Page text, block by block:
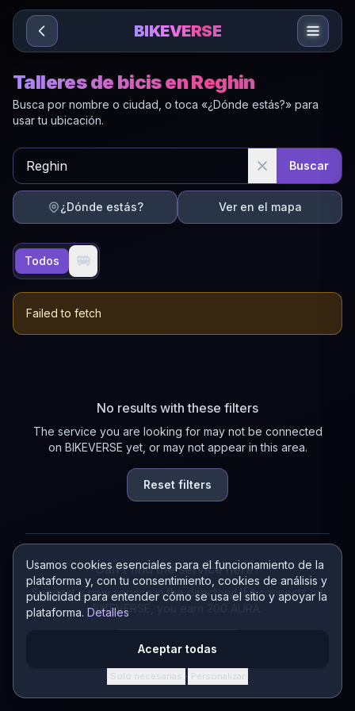
Sari la conținut
Usamos cookies esenciales para el funcionamiento de la
plataforma y, con tu consentimiento, cookies de análisis y
publicidad para entender cómo se usa el sitio y apoyar la
plataforma. Detalles
Aceptar todas
Solo necesarias · Personalizar
BIKEVERSE
Talleres de bicis en Reghin
Busca por nombre o ciudad, o toca «¿Dónde estás?» para
usar tu ubicación.
Buscar
¿Dónde estás? Ver en el mapa
Todos 🚐
Failed to fetch
No results with these filters
The service you are looking for may not be connected
on BIKEVERSE yet, or may not appear in this area.
Reset filters
Can't find the service here?
Suggest a new service in the directory! If it connects on
BIKEVERSE, you earn 200 AURA.
Suggest a service